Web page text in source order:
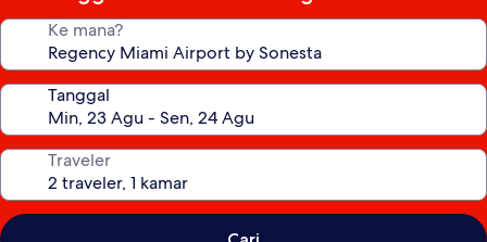
Ke mana?
Tanggal
Traveler